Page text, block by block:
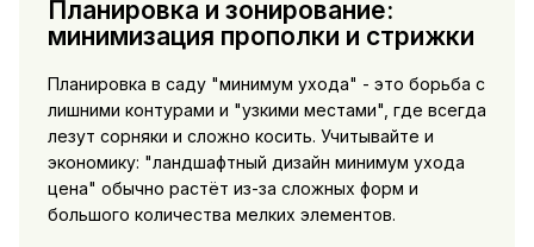
Планировка и зонирование:
минимизация прополки и стрижки
Планировка в саду "минимум ухода" - это борьба с
лишними контурами и "узкими местами", где всегда
лезут сорняки и сложно косить. Учитывайте и
экономику: "ландшафтный дизайн минимум ухода
цена" обычно растёт из-за сложных форм и
большого количества мелких элементов.